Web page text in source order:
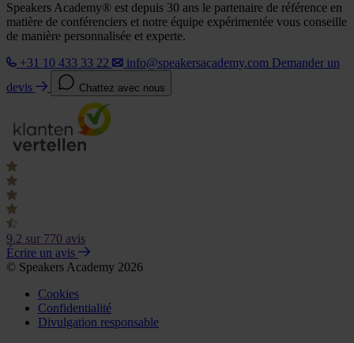
Speakers Academy® est depuis 30 ans le partenaire de référence en
matière de conférenciers et notre équipe expérimentée vous conseille
de manière personnalisée et experte.
+31 10 433 33 22
info@speakersacademy.com Demander un
devis
Chattez avec nous
9.2 sur 770 avis
Écrire un avis
© Speakers Academy 2026
Cookies
Confidentialité
Divulgation responsable